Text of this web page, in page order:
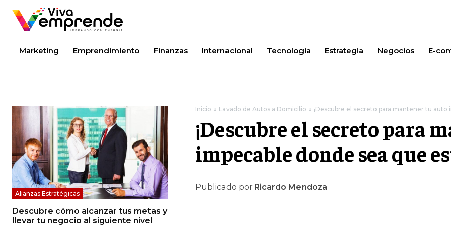
Marketing Emprendimiento Finanzas Internacional Tecnologia Estrategia Negocios E-
Alianzas Estratégicas
Descubre cómo alcanzar tus metas y
llevar tu negocio al siguiente nivel
Inicio Lavado de Autos a Domicilio ¡Descubre el secreto para mantener tu auto
¡Descubre el secreto para
impecable donde sea que
Publicado por Ricardo Mendoza